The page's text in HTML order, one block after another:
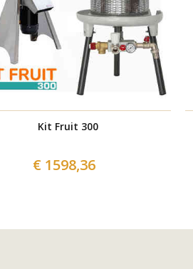
Kit Fruit 300
€ 1598,36